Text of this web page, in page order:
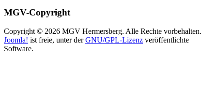
MGV-Copyright
Copyright © 2026 MGV Hermersberg. Alle Rechte vorbehalten.
Joomla! ist freie, unter derGNU/GPL-Lizenz veröffentlichte
Software.